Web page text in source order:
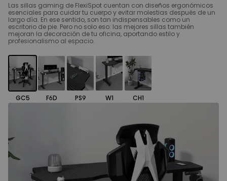
Las sillas gaming de FlexiSpot cuentan con diseños ergonómicos
esenciales para cuidar tu cuerpo y evitar molestias después de un
largo día. En ese sentido, son tan indispensables como un
escritorio de pie. Pero no solo eso: las mejores sillas también
mejoran la decoración de tu oficina, aportando estilo y
profesionalismo al espacio.
GC5 F6D PS9 W1 CH1